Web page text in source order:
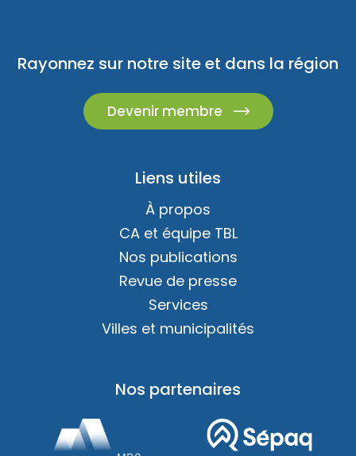
Rayonnez sur notre site et dans la région
Devenir membre
Liens utiles
À propos
CA et équipe TBL
Nos publications
Revue de presse
Services
Villes et municipalités
Nos partenaires